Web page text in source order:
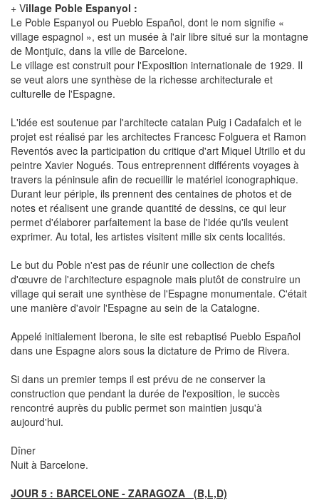
+ Village Poble Espanyol :
Le Poble Espanyol ou Pueblo Español, dont le nom signifie «
village espagnol », est un musée à l'air libre situé sur la montagne
de Montjuïc, dans la ville de Barcelone.
Le village est construit pour l'Exposition internationale de 1929. Il
se veut alors une synthèse de la richesse architecturale et
culturelle de l'Espagne.
L'idée est soutenue par l'architecte catalan Puig i Cadafalch et le
projet est réalisé par les architectes Francesc Folguera et Ramon
Reventós avec la participation du critique d'art Miquel Utrillo et du
peintre Xavier Nogués. Tous entreprennent différents voyages à
travers la péninsule afin de recueillir le matériel iconographique.
Durant leur périple, ils prennent des centaines de photos et de
notes et réalisent une grande quantité de dessins, ce qui leur
permet d'élaborer parfaitement la base de l'idée qu'ils veulent
exprimer. Au total, les artistes visitent mille six cents localités.
Le but du Poble n'est pas de réunir une collection de chefs
d'œuvre de l'architecture espagnole mais plutôt de construire un
village qui serait une synthèse de l'Espagne monumentale. C'était
une manière d'avoir l'Espagne au sein de la Catalogne.
Appelé initialement Iberona, le site est rebaptisé Pueblo Español
dans une Espagne alors sous la dictature de Primo de Rivera.
Si dans un premier temps il est prévu de ne conserver la
construction que pendant la durée de l'exposition, le succès
rencontré auprès du public permet son maintien jusqu'à
aujourd'hui.
Dîner
Nuit à Barcelone.
JOUR 5 : BARCELONE - ZARAGOZA (B,L,D)